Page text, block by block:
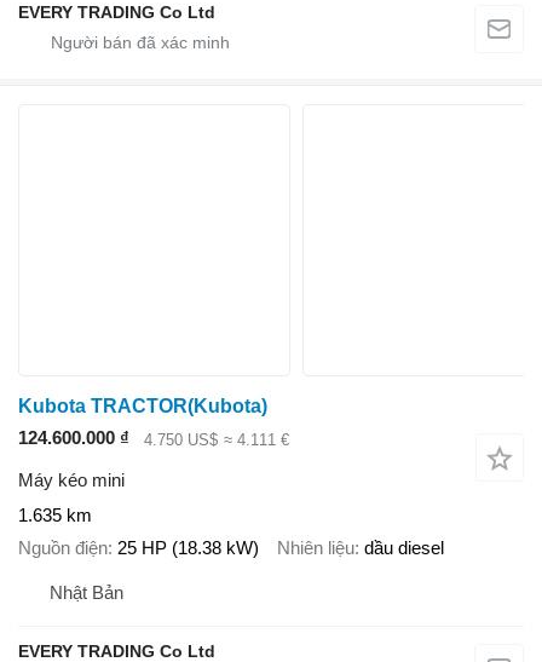
EVERY TRADING Co Ltd
Kubota TRACTOR(Kubota)
124.600.000 ₫
4.750 US$ ≈ 4.111 €
Máy kéo mini
1.635 km
Nguồn điện 25 HP (18.38 kW) Nhiên liệu dầu diesel
Nhật Bản
EVERY TRADING Co Ltd